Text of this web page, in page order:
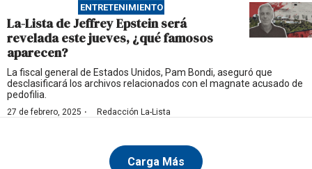
ENTRETENIMIENTO
La-Lista de Jeffrey Epstein será
revelada este jueves, ¿qué famosos
aparecen?
La fiscal general de Estados Unidos, Pam Bondi, aseguró que
desclasificará los archivos relacionados con el magnate acusado de
pedofilia.
27 de febrero, 2025 · Redacción La-Lista
Carga Más